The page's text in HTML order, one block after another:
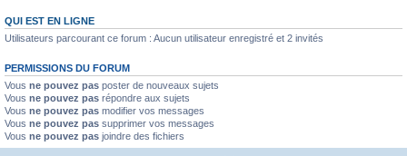
QUI EST EN LIGNE
Utilisateurs parcourant ce forum : Aucun utilisateur enregistré et 2 invités
PERMISSIONS DU FORUM
Vous ne pouvez pas poster de nouveaux sujets
Vous ne pouvez pas répondre aux sujets
Vous ne pouvez pas modifier vos messages
Vous ne pouvez pas supprimer vos messages
Vous ne pouvez pas joindre des fichiers